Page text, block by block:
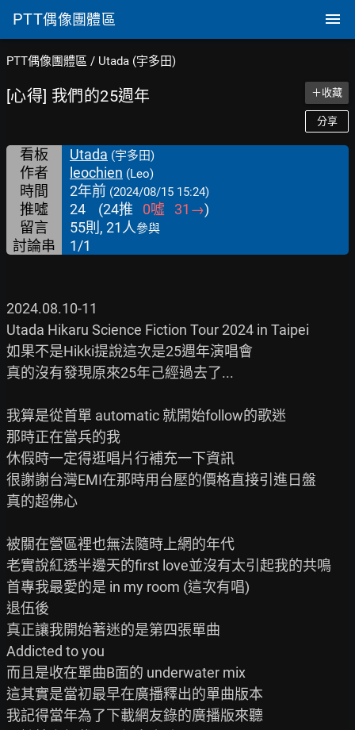
PTT偶像團體區
PTT偶像團體區 / Utada (宇多田)
[心得] 我們的25週年 ＋收藏
分享
看板 Utada (宇多田)
作者 leochien (Leo)
時間 2年前 (2024/08/15 15:24)
推噓 24 (24推 0噓 31 →)
留言
55則, 21人參與
討論串 1/1
2024.08.10-11
Utada Hikaru Science Fiction Tour 2024 in Taipei
如果不是Hikki提說這次是25週年演唱會
真的沒有發現原來25年己經過去了...
我算是從首單 automatic 就開始follow的歌迷
那時正在當兵的我
休假時一定得逛唱片行補充一下資訊
很謝謝台灣EMI在那時用台壓的價格直接引進日盤
真的超佛心
被關在營區裡也無法隨時上網的年代
老實說紅透半邊天的first love並沒有太引起我的共鳴
首專我最愛的是 in my room (這次有唱)
退伍後
真正讓我開始著迷的是第四張單曲
Addicted to you
而且是收在單曲B面的 underwater mix
這其實是當初最早在廣播釋出的單曲版本
我記得當年為了下載網友錄的廣播版來聽